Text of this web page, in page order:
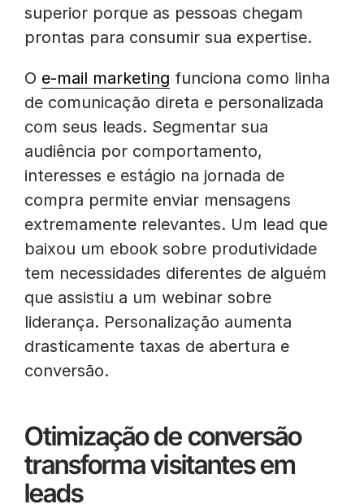
superior porque as pessoas chegam
prontas para consumir sua expertise.
O e-mail marketing funciona como linha
de comunicação direta e personalizada
com seus leads. Segmentar sua
audiência por comportamento,
interesses e estágio na jornada de
compra permite enviar mensagens
extremamente relevantes. Um lead que
baixou um ebook sobre produtividade
tem necessidades diferentes de alguém
que assistiu a um webinar sobre
liderança. Personalização aumenta
drasticamente taxas de abertura e
conversão.
Otimização de conversão
transforma visitantes em
leads